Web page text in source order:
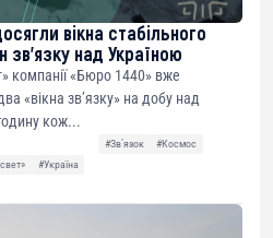
вікна стабільного
зв’язку над Україною
компанії «Бюро 1440» вже
«вікна зв’язку» на добу над
кож...
#Звʼязок
#Космос
#Україна